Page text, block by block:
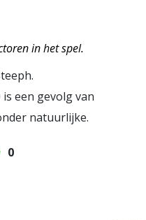
in het spel.
een gevolg van
natuurlijke.
0